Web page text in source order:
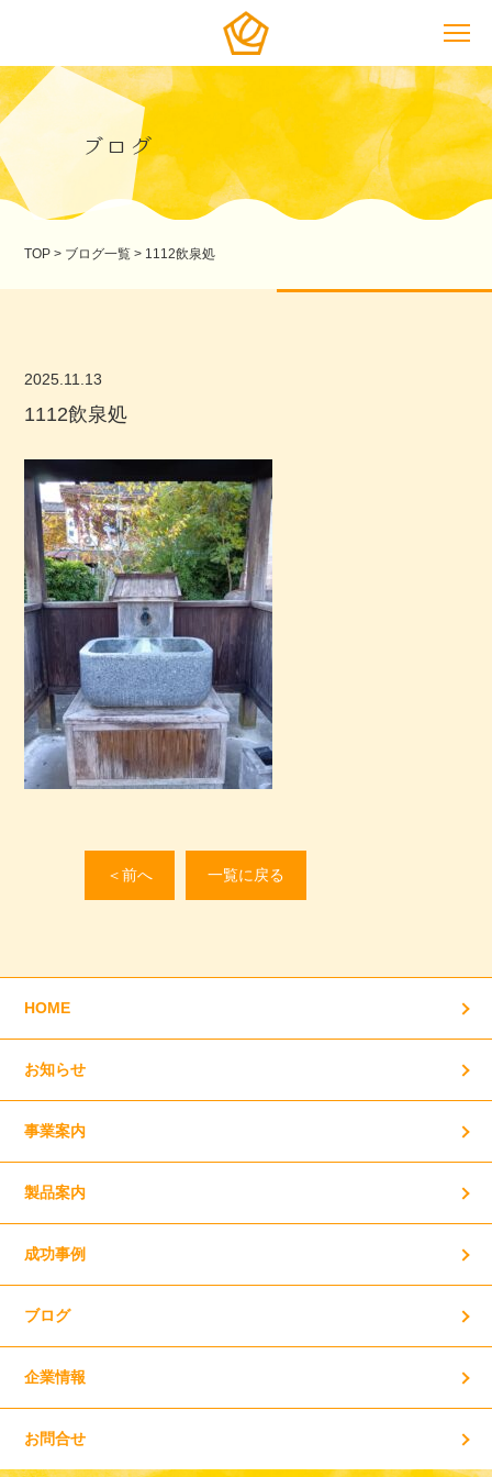
ブログ
TOP > ブログ一覧 > 1112飲泉処
2025.11.13
1112飲泉処
＜前へ 一覧に戻る
HOME
お知らせ
事業案内
製品案内
成功事例
ブログ
企業情報
お問合せ